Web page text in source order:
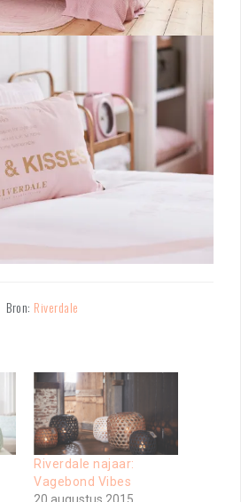
Bron: Riverdale
Riverdale najaar:
Vagebond Vibes